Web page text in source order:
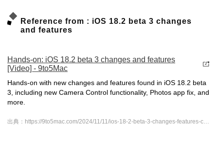
Reference from : iOS 18.2 beta 3 changes
and features
Hands-on: iOS 18.2 beta 3 changes and features
[Video] - 9to5Mac
Hands-on with new changes and features found in iOS 18.2 beta
3, including new Camera Control functionality, Photos app fix, and
more.
出典：https://9to5mac.com/2024/11/11/ios-18-2-beta-3-changes-features-camera-control-photos-fix-writing-tools-video/